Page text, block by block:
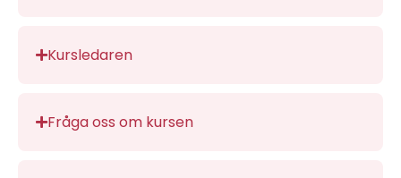
Kursledaren
Fråga oss om kursen